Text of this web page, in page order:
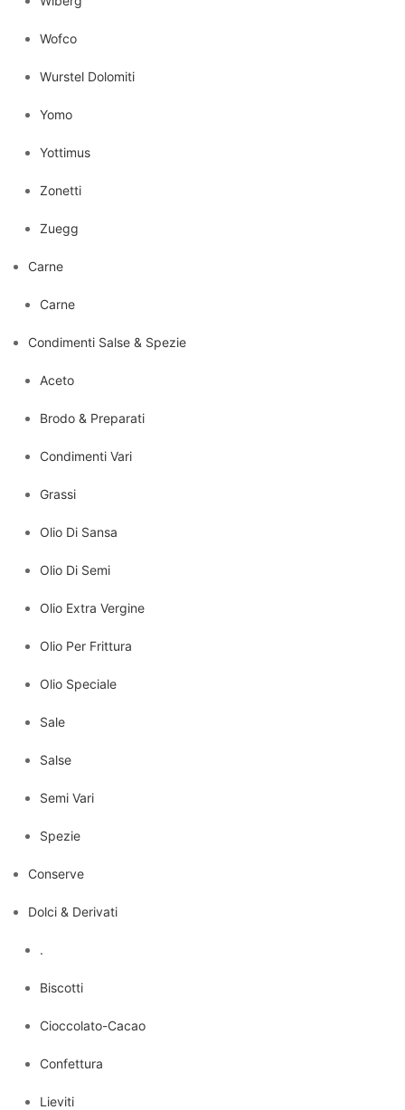
Wofco
Wurstel Dolomiti
Yomo
Yottimus
Zonetti
Zuegg
Carne
Carne
Condimenti Salse & Spezie
Aceto
Brodo & Preparati
Condimenti Vari
Grassi
Olio Di Sansa
Olio Di Semi
Olio Extra Vergine
Olio Per Frittura
Olio Speciale
Sale
Salse
Semi Vari
Spezie
Conserve
Dolci & Derivati
.
Biscotti
Cioccolato-Cacao
Confettura
Lieviti